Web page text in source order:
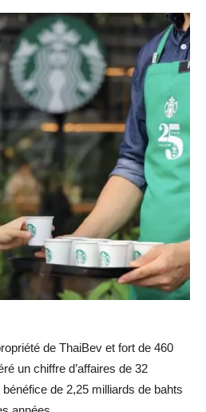
de ThaiBev et fort de 460
un chiffre d’affaires de 32
de 2,25 milliards de bahts